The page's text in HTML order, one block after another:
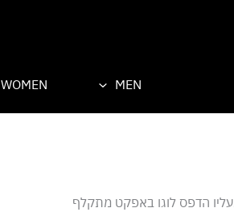
MEN
WOMEN
הדפס לוגו באפקט מתקלף